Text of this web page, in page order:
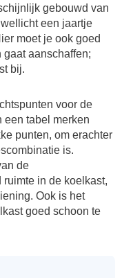
gebouwd van
een jaartje
moet je ook goed
aanschaffen;
bij.
voor de
een tabel merken
punten, om erachter
is.
de
in de koelkast,
Ook is het
goed schoon te